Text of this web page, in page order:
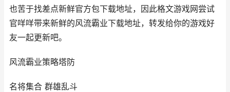
也苦于找差点新鲜官方包下载地址，因此格文游戏网尝试
官咩咩带来新鲜的风流霸业下载地址，转发给你的游戏好
友一起更新吧。
风流霸业策略塔防
名将集合 群雄乱斗